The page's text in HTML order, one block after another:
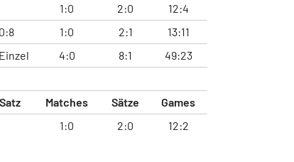
1:0 2:0 12:4
1:0 2:1
13:11
Einzel
4:0 8:1
49:23
Matches Sätze Games
1:0 2:0 12:2